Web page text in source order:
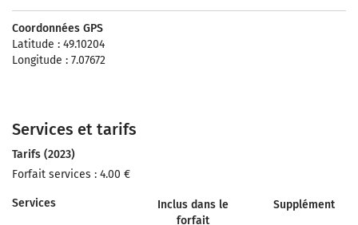
Coordonnées GPS
Latitude : 49.10204
Longitude : 7.07672
Services et tarifs
Tarifs (2023)
Forfait services : 4.00 €
Services
Inclus dans le
forfait
Supplément